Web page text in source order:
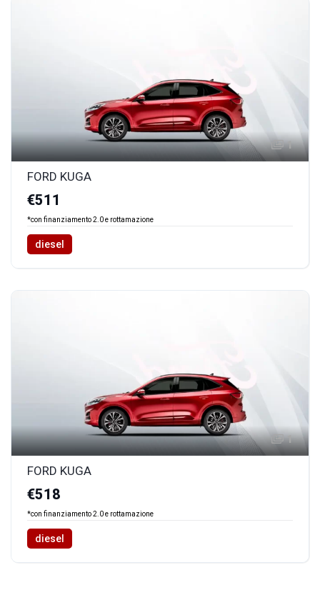
1
FORD KUGA
€511
*con finanziamento 2.0 e rottamazione
diesel
1
FORD KUGA
€518
*con finanziamento 2.0 e rottamazione
diesel